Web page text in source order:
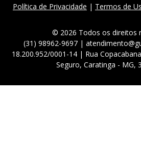
Política de Privacidade | Termos de
© 2026 Todos os direitos
(31) 98962-9697 |
18.200.952/0001-14 | Rua
Seguro, Caratinga - MG,